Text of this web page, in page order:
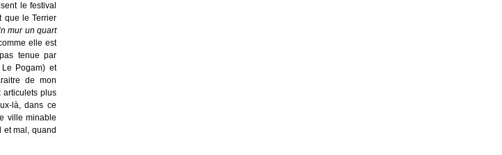
le festival
que le Terrier
mur un quart
elle est
tenue par
Pogam) et
de mon
articulets plus
là, dans ce
ville minable
et mal, quand